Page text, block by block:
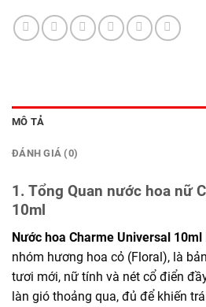
MÔ TẢ
ĐÁNH GIÁ (0)
1. Tổng Quan nước hoa nữ
10ml
Nước hoa Charme Universal 10ml
nhóm hương hoa cỏ (Floral), là
tươi mới, nữ tính và nét cổ điển
làn gió thoảng qua, đủ để khiến